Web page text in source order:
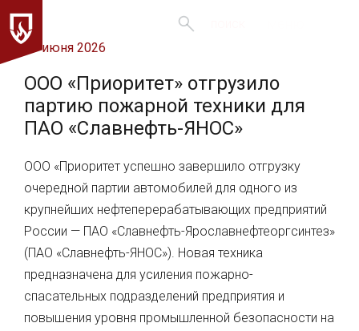
23 июня 2026
ООО «Приоритет» отгрузило
партию пожарной техники для
ПАО «Славнефть-ЯНОС»
ООО «Приоритет успешно завершило отгрузку
очередной партии автомобилей для одного из
крупнейших нефтеперерабатывающих предприятий
России — ПАО «Славнефть-Ярославнефтеоргсинтез»
(ПАО «Славнефть-ЯНОС»). Новая техника
предназначена для усиления пожарно-
спасательных подразделений предприятия и
повышения уровня промышленной безопасности на